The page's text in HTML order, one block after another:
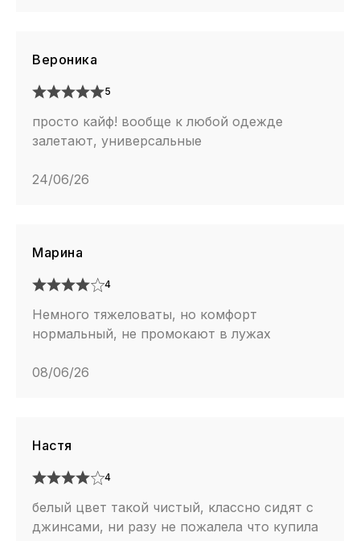
Вероника
5
просто кайф! вообще к любой одежде
залетают, универсальные
24/06/26
Марина
4
Немного тяжеловаты, но комфорт
нормальный, не промокают в лужах
08/06/26
Настя
4
белый цвет такой чистый, классно сидят с
джинсами, ни разу не пожалела что купила